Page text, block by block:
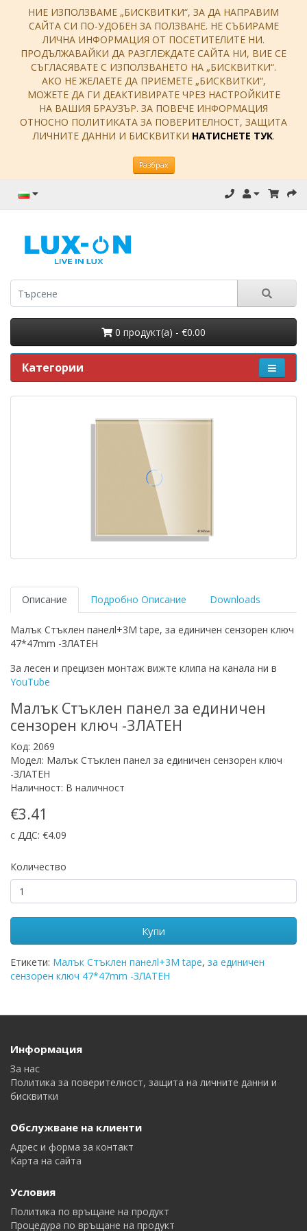
НИЕ ИЗПОЛЗВАМЕ „БИСКВИТКИ“, ЗА ДА НАПРАВИМ
САЙТА СИ ПО-УДОБЕН ЗА ПОЛЗВАНЕ. НЕ СЪБИРАМЕ
ЛИЧНА ИНФОРМАЦИЯ ОТ ПОСЕТИТЕЛИТЕ НИ.
ПРОДЪЛЖАВАЙКИ ДА РАЗГЛЕЖДАТЕ САЙТА НИ, ВИЕ СЕ
СЪГЛАСЯВАТЕ С ИЗПОЛЗВАНЕТО НА „БИСКВИТКИ“.
АКО НЕ ЖЕЛАЕТЕ ДА ПРИЕМЕТЕ „БИСКВИТКИ“,
МОЖЕТЕ ДА ГИ ДЕАКТИВИРАТЕ ЧРЕЗ НАСТРОЙКИТЕ
НА ВАШИЯ БРАУЗЪР. ЗА ПОВЕЧЕ ИНФОРМАЦИЯ
ОТНОСНО ПОЛИТИКАТА ЗА ПОВЕРИТЕЛНОСТ, ЗАЩИТА
ЛИЧНИТЕ ДАННИ И БИСКВИТКИ НАТИСНЕТЕ ТУК.
Разбрах
0 продукт(a) - €0.00
Категории
Описание Подробно Описание Downloads
Малък Стъклен панелl+3M tape, за единичен сензорен ключ
47*47mm -ЗЛАТЕН
За лесен и прецизен монтаж вижте клипа на канала ни в
YouTube
Малък Стъклен панел за единичен
сензорен ключ -ЗЛАТЕН
Код: 2069
Модел: Малък Стъклен панел за единичен сензорен ключ
-ЗЛАТЕН
Наличност: В наличност
€3.41
с ДДС: €4.09
Количество
Купи
Етикети: Малък Стъклен панелl+3M tape, за единичен
сензорен ключ 47*47mm -ЗЛАТЕН
Информация
За нас
Политика за поверителност, защита на личните данни и
бисквитки
Обслужване на клиенти
Адрес и форма за контакт
Карта на сайта
Условия
Политика по връщане на продукт
Процедура по връщане на продукт